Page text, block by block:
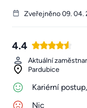
Zveřejněno 09. 04.
4.4
Aktuální
Pardubice
Kariérní
Nic